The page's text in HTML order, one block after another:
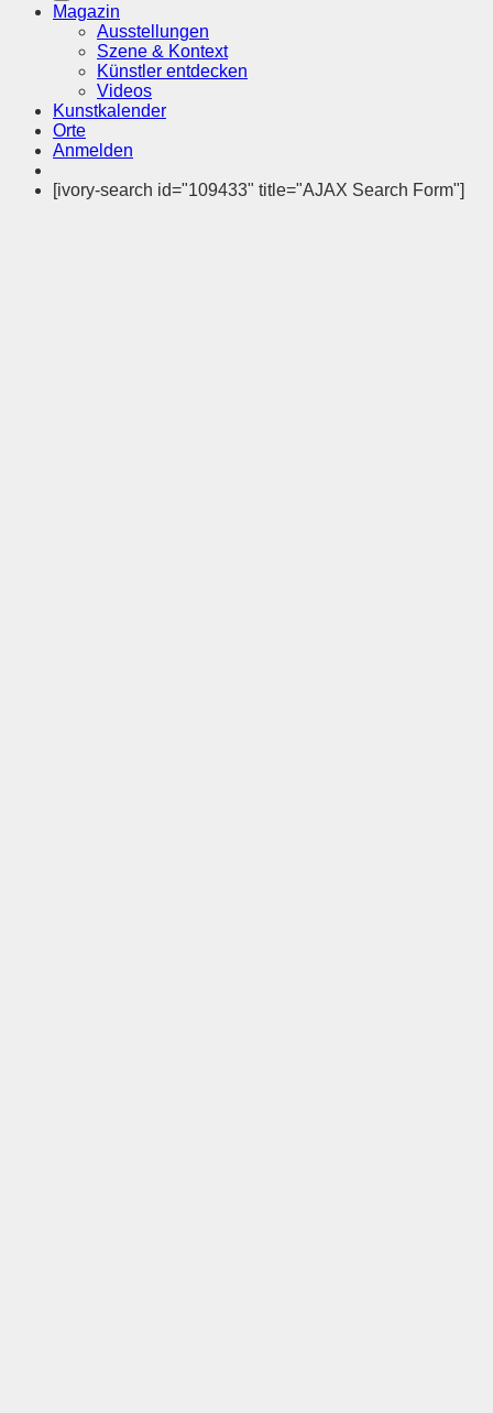
Magazin
Ausstellungen
Szene & Kontext
Künstler entdecken
Videos
Kunstkalender
Orte
Anmelden
[ivory-search id="109433" title="AJAX Search Form"]